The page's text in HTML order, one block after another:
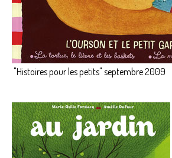
"Histoires pour les petits" septembre 2009